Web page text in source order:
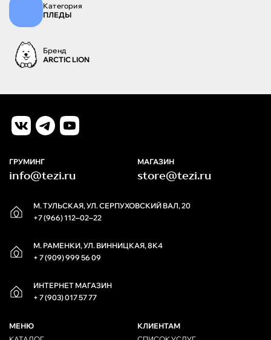
Категория
ПЛЕДЫ
Бренд
ARCTIC LION
М. ТУЛЬСКАЯ, УЛ. СЕРПУХОВСКИЙ ВАЛ, 20
+7 (966) 112‒02‒22
М. РАМЕНКИ, УЛ. ВИННИЦКАЯ, 8К4
+ 7 (909) 999 56 09
ИНТЕРНЕТ МАГАЗИН
+ 7 (903) 017 57 77
ГРУМИНГ
info@tezi.ru
МАГАЗИН
store@tezi.ru
МЕНЮ
КЛИЕНТАМ